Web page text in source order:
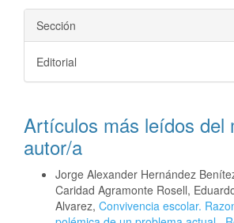
Sección
Editorial
Artículos más leídos del
autor/a
Jorge Alexander Hernández
Caridad Agramonte Rosell,
Alvarez, Convivencia escolar.